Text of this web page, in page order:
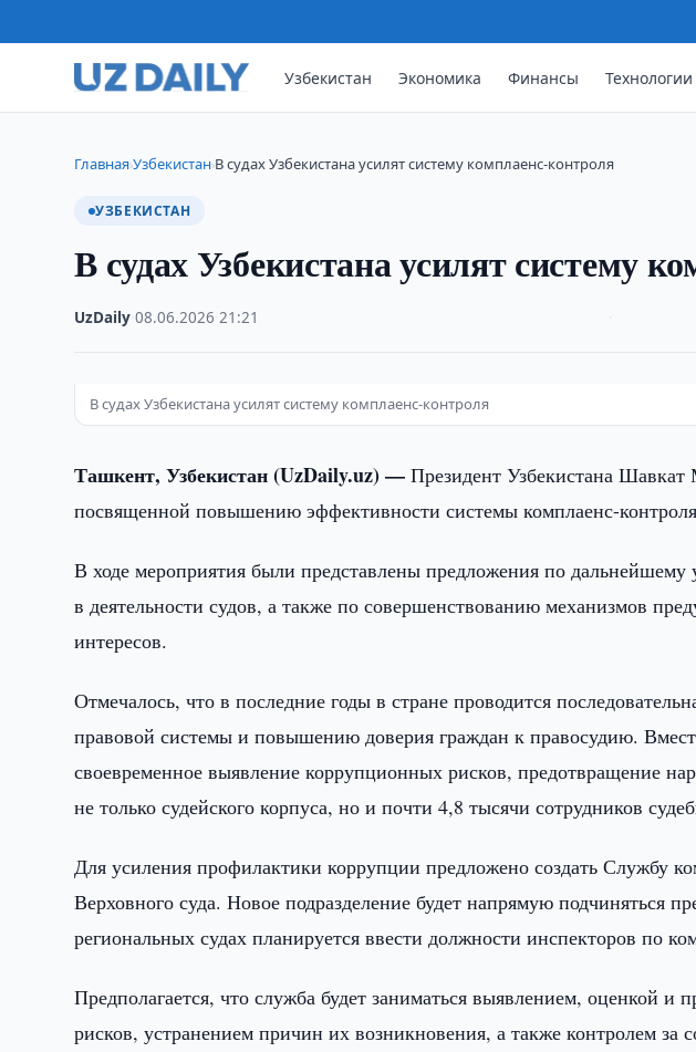
Узбекистан Экономика Финансы Технологии
Главная›Узбекистан›В судах Узбекистана усилят систему комплаенс-контроля
УЗБЕКИСТАН
В судах Узбекистана усилят систему
UzDaily ·08.06.2026 ·21:21
В судах Узбекистана усилят систему комплаенс-контроля
Ташкент, Узбекистан (UzDaily.uz) —Президент Узбекистана Шавкат
посвященной повышению эффективности системы комплаенс-
В ходе мероприятия были представлены предложения по дальнейшему
в деятельности судов, а также по совершенствованию механизмов
интересов.
Отмечалось, что в последние годы в стране проводится
правовой системы и повышению доверия граждан к правосудию.
своевременное выявление коррупционных рисков, предотвращение
не только судейского корпуса, но и почти 4,8 тысячи сотрудников
Для усиления профилактики коррупции предложено создать Службу
Верховного суда. Новое подразделение будет напрямую подчиняться
региональных судах планируется ввести должности инспекторов по
Предполагается, что служба будет заниматься выявлением, оценкой
рисков, устранением причин их возникновения, а также контролем за